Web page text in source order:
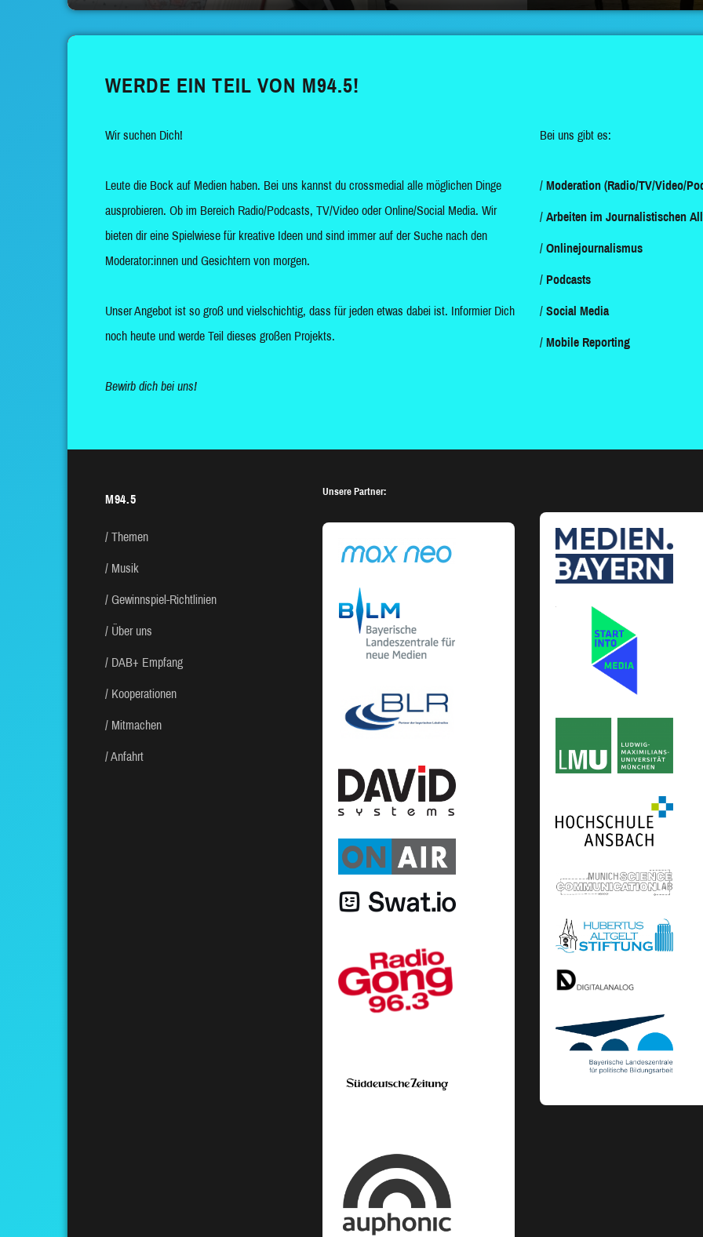
WERDE EIN TEIL VON M94.5!
Wir suchen Dich!
Leute die Bock auf Medien haben. Bei uns kannst du crossmedial alle möglichen Dinge
ausprobieren. Ob im Bereich Radio/Podcasts, TV/Video oder Online/Social Media. Wir
bieten dir eine Spielwiese für kreative Ideen und sind immer auf der Suche nach den
Moderator:innen und Gesichtern von morgen.
Unser Angebot ist so groß und vielschichtig, dass für jeden etwas dabei ist. Informier Dich
noch heute und werde Teil dieses großen Projekts.
Bewirb dich bei uns!
Bei uns gibt es:
Moderation (Radio/TV/Video/
Arbeiten im Journalistischen
Onlinejournalismus
Podcasts
Social Media
Mobile Reporting
M94.5
Themen
Musik
Gewinnspiel-Richtlinien
Über uns
DAB+ Empfang
Kooperationen
Mitmachen
Anfahrt
Unsere Partner: